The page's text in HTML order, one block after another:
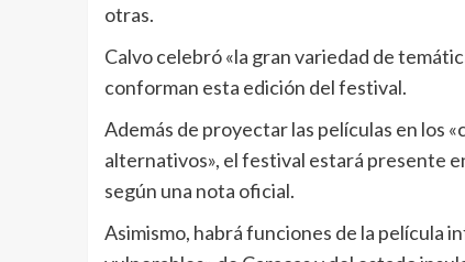
otras.
Calvo celebró «la gran variedad de
conforman esta edición del festival.
Además de proyectar las películas en los
alternativos», el festival estará presente
según una nota oficial.
Asimismo, habrá funciones de la película